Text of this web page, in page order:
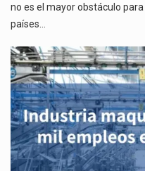
no es el mayor obstáculo
países…